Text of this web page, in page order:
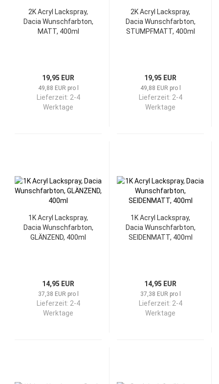
2K Acryl Lackspray,
Dacia Wunschfarbton,
MATT, 400ml
19,95 EUR
49,88 EUR pro l
Lieferzeit: 2-4
Werktage
2K Acryl Lackspray,
Dacia Wunschfarbton,
STUMPFMATT, 400ml
19,95 EUR
49,88 EUR pro l
Lieferzeit: 2-4
Werktage
1K Acryl Lackspray,
Dacia Wunschfarbton,
GLÄNZEND, 400ml
14,95 EUR
37,38 EUR pro l
Lieferzeit: 2-4
Werktage
1K Acryl Lackspray,
Dacia Wunschfarbton,
SEIDENMATT, 400ml
14,95 EUR
37,38 EUR pro l
Lieferzeit: 2-4
Werktage